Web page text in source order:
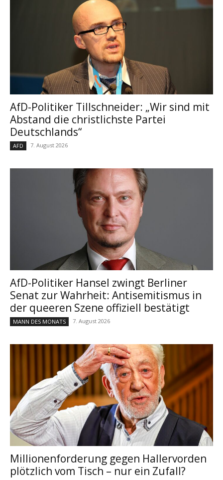
AfD-Politiker Tillschneider: „Wir sind mit
Abstand die christlichste Partei
Deutschlands“
AFD 7. August 2026
AfD-Politiker Hansel zwingt Berliner
Senat zur Wahrheit: Antisemitismus in
der queeren Szene offiziell bestätigt
MANN DES MONATS 7. August 2026
Millionenforderung gegen Hallervorden
plötzlich vom Tisch – nur ein Zufall?